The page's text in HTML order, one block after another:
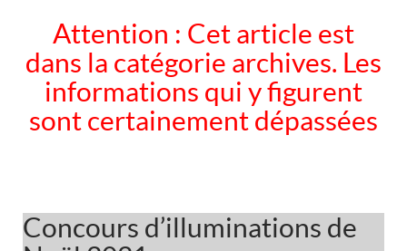
Attention : Cet article est
dans la catégorie archives. Les
informations qui y figurent
sont certainement dépassées
Concours d’illuminations de